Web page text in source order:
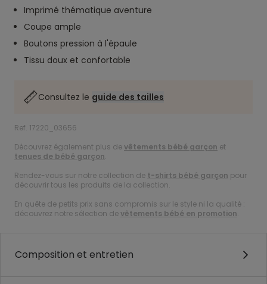
Imprimé thématique aventure
Coupe ample
Boutons pression à l'épaule
Tissu doux et confortable
Consultez le guide des tailles
Ref. 17220_03656
Découvrez également plus devêtements bébé garçon et
tenues de bébé garçon.
Rendez-vous sur notre collection de t-shirts bébé garçon pour
découvrir tous les produits de la collection.
En quête de petits prix sans compromis sur le style ni la qualité :
découvrez notre sélection devêtements bébé en promotion.
Composition et entretien